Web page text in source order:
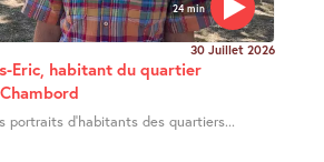
24 min
30 Juillet 2026
Eric, habitant du quartier
portraits d’habitants des quartiers...